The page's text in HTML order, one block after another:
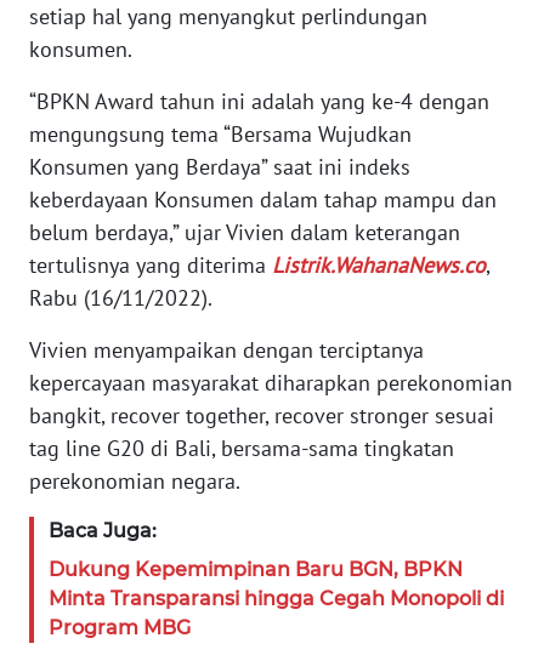
setiap hal yang menyangkut perlindungan
konsumen.
“BPKN Award tahun ini adalah yang ke-4 dengan
mengungsung tema “Bersama Wujudkan
Konsumen yang Berdaya” saat ini indeks
keberdayaan Konsumen dalam tahap mampu dan
belum berdaya,” ujar Vivien dalam keterangan
tertulisnya yang diterima Listrik.WahanaNews.co,
Rabu (16/11/2022).
Vivien menyampaikan dengan terciptanya
kepercayaan masyarakat diharapkan perekonomian
bangkit, recover together, recover stronger sesuai
tag line G20 di Bali, bersama-sama tingkatan
perekonomian negara.
Baca Juga:
Dukung Kepemimpinan Baru BGN, BPKN
Minta Transparansi hingga Cegah Monopoli di
Program MBG
WN
PAPUA
PAPUA
BARAT
WN
RIAU
SERAMBI
WN
JAMBI
SULTRA
WN
NTB